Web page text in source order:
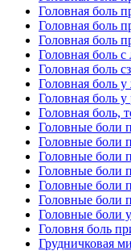
Головная боль
Головная боль
Головная боль
Головная боль
Головная боль
Головная боль
Головная боль у
Головная боль,
Головные боли
Головные боли
Головные боли
Головные боли
Головные боли
Головные боли
Головные боли
Головня боль
Грудничковая